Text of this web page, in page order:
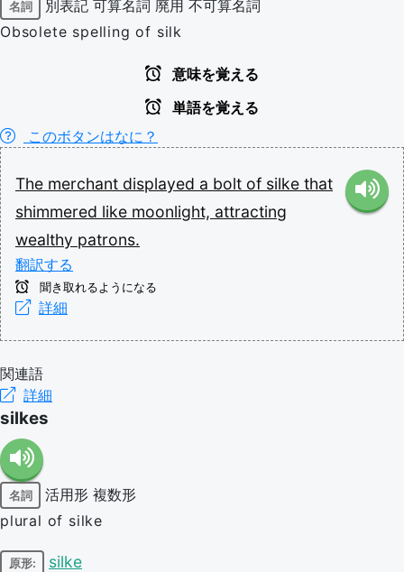
名詞 別表記 可算名詞 廃用 不可算名詞
Obsolete spelling of silk
意味を覚える
単語を覚える
このボタンはなに？
The merchant displayed a bolt of silke that
shimmered like moonlight, attracting
wealthy patrons.
翻訳する
聞き取れるようになる
詳細
関連語
詳細
silkes
名詞 活用形 複数形
plural of silke
原形: silke